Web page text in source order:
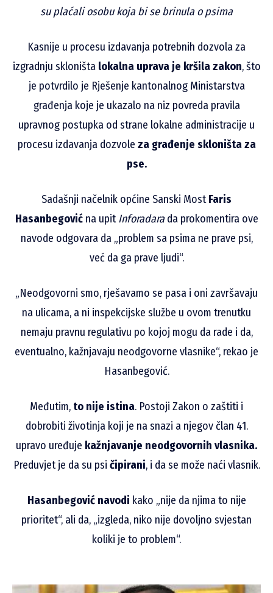
su plaćali osobu koja bi se brinula o psima
Kasnije u procesu izdavanja potrebnih dozvola za
izgradnju skloništa lokalna uprava je kršila zakon, što
je potvrdilo je Rješenje kantonalnog Ministarstva
građenja koje je ukazalo na niz povreda pravila
upravnog postupka od strane lokalne administracije u
procesu izdavanja dozvole za građenje skloništa za
pse.
Sadašnji načelnik općine Sanski MostFaris
Hasanbegovićna upitInforadarada prokomentira ove
navode odgovara da „problem sa psima ne prave psi,
već da ga prave ljudi“.
„Neodgovorni smo, rješavamo se pasa i oni završavaju
na ulicama, a ni inspekcijske službe u ovom trenutku
nemaju pravnu regulativu po kojoj mogu da rade i da,
eventualno, kažnjavaju neodgovorne vlasnike“, rekao je
Hasanbegović.
Međutim, to nije istina. Postoji Zakon o zaštiti i
dobrobiti životinja koji je na snazi a njegov član 41.
upravo uređuje kažnjavanje neodgovornih vlasnika.
Preduvjet je da su psi čipirani, i da se može naći vlasnik.
Hasanbegović navodi kako „nije da njima to nije
prioritet“, ali da, „izgleda, niko nije dovoljno svjestan
koliki je to problem“.